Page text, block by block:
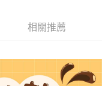
相關推薦